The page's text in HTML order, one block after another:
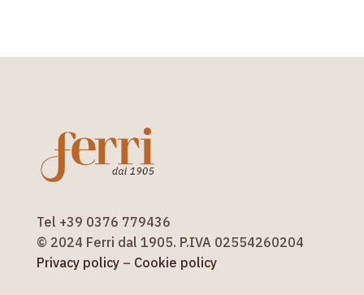
Tel +39 0376 779436
© 2024 Ferri dal 1905. P.IVA 02554260204
Privacy policy– Cookie policy